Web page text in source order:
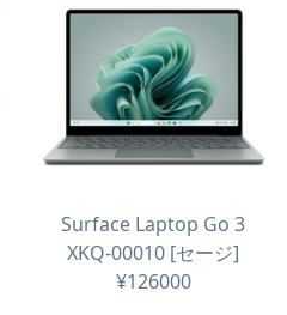
XKQ-00015 [サンドストー
ン]
¥126000
Surface Laptop Go 3
XKQ-00005 [プラチナ]
Surface Laptop Go 3
XKQ-00010 [セージ]
¥126000